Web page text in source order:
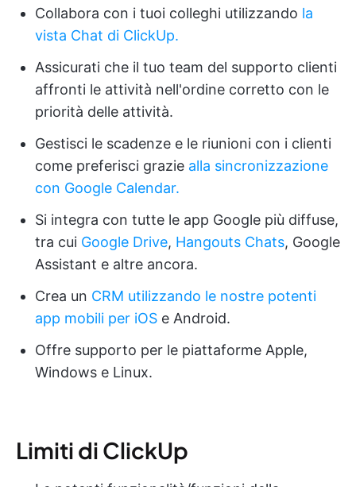
Collabora con i tuoi colleghi utilizzando la
vista Chat di ClickUp.
Assicurati che il tuo team del supporto clienti
affronti le attività nell'ordine corretto con le
priorità delle attività.
Gestisci le scadenze e le riunioni con i clienti
come preferisci grazie alla sincronizzazione
con Google Calendar.
Si integra con tutte le app Google più diffuse,
tra cui Google Drive, Hangouts Chats, Google
Assistant e altre ancora.
Crea un CRM utilizzando le nostre potenti
app mobili per iOS e Android.
Offre supporto per le piattaforme Apple,
Windows e Linux.
Limiti di ClickUp